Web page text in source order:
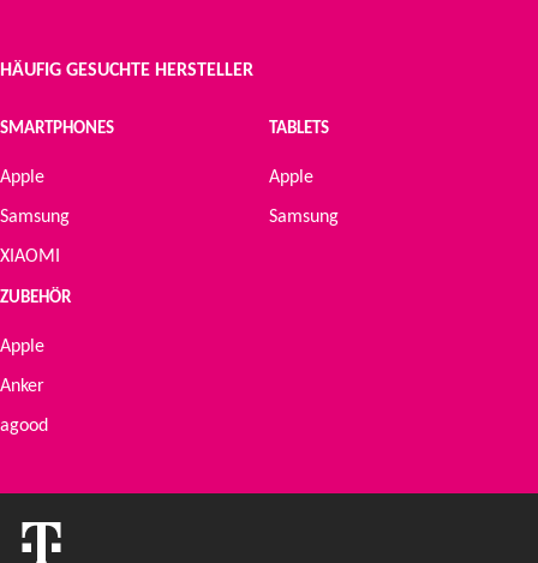
HÄUFIG GESUCHTE HERSTELLER
SMARTPHONES
Apple
Samsung
XIAOMI
TABLETS
Apple
Samsung
ZUBEHÖR
Apple
Anker
agood